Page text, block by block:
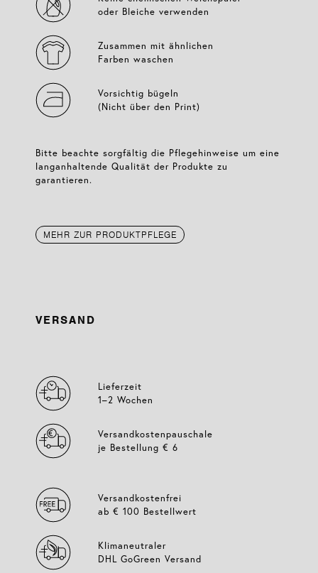
oder Bleiche verwenden
Zusammen mit ähnlichen
Farben waschen
Vorsichtig bügeln
(Nicht über den Print)
Bitte beachte sorgfältig die Pflegehinweise um eine
langanhaltende Qualität der Produkte zu
garantieren.
MEHR ZUR PRODUKTPFLEGE
VERSAND
Lieferzeit
1–2 Wochen
Versandkostenpauschale
je Bestellung € 6
Versandkostenfrei
ab € 100 Bestellwert
Klimaneutraler
DHL GoGreen Versand